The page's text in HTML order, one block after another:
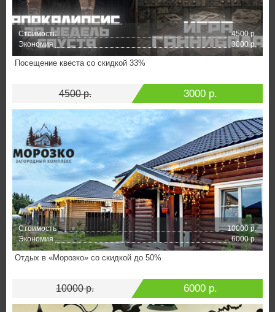
Стоимость
4500 р.
Экономия
3000 р.
Посещение квеста со скидкой 33%
4500 р. 3000 р.
Стоимость
10000 р.
Экономия
6000 р.
Отдых в «Морозко» со скидкой до 50%
10000 р. 6000 р.